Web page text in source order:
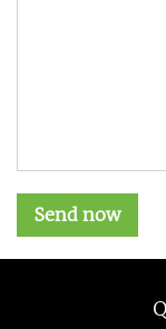
Send now